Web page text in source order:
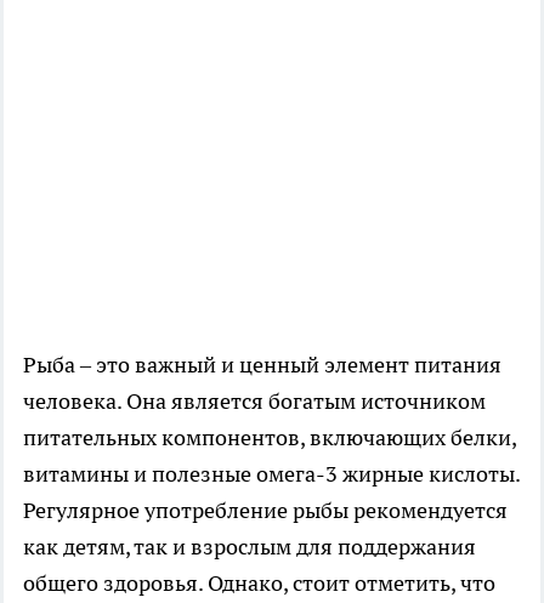
Рыба – это важный и ценный элемент питания
человека. Она является богатым источником
питательных компонентов, включающих белки,
витамины и полезные омега-3 жирные кислоты.
Регулярное употребление рыбы рекомендуется
как детям, так и взрослым для поддержания
общего здоровья. Однако, стоит отметить, что